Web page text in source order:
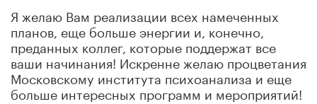
Я желаю Вам реализации всех намеченных
планов, еще больше энергии и, конечно,
преданных коллег, которые поддержат все
ваши начинания! Искренне желаю процветания
Московскому института психоанализа и еще
больше интересных программ и мероприятий!